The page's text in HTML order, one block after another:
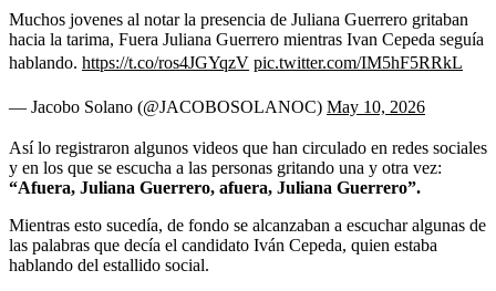
Muchos jovenes al notar la presencia de Juliana Guerrero gritaban
hacia la tarima, Fuera Juliana Guerrero mientras Ivan Cepeda seguía
hablando. https://t.co/ros4JGYqzV pic.twitter.com/IM5hF5RRkL
— Jacobo Solano (@JACOBOSOLANOC) May 10, 2026
Así lo registraron algunos videos que han circulado en redes sociales
y en los que se escucha a las personas gritando una y otra vez:
“Afuera, Juliana Guerrero, afuera, Juliana Guerrero”.
Mientras esto sucedía, de fondo se alcanzaban a escuchar algunas de
las palabras que decía el candidato Iván Cepeda, quien estaba
hablando del estallido social.